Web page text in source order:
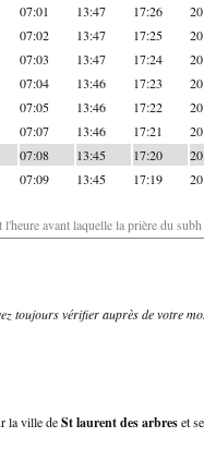
07:01 13:47 17:26
07:02 13:47 17:25
07:03 13:47 17:24
07:04 13:46 17:23
07:05 13:46 17:22
07:07 13:46 17:21
07:08 13:45 17:20
07:09 13:45 17:19
avant laquelle la prière du
toujours vérifier auprès de votre
la ville deSt laurent des arbreset